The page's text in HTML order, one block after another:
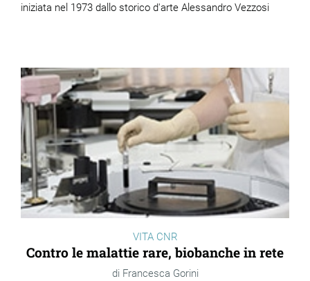
iniziata nel 1973 dallo storico d'arte Alessandro Vezzosi
VITA CNR
Contro le malattie rare, biobanche in rete
Francesca Gorini